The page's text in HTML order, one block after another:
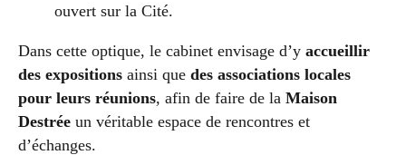
ouvert sur la Cité.
Dans cette optique, le cabinet envisage d’y accueillir
des expositions ainsi que des associations locales
pour leurs réunions, afin de faire de la Maison
Destrée un véritable espace de rencontres et
d’échanges.